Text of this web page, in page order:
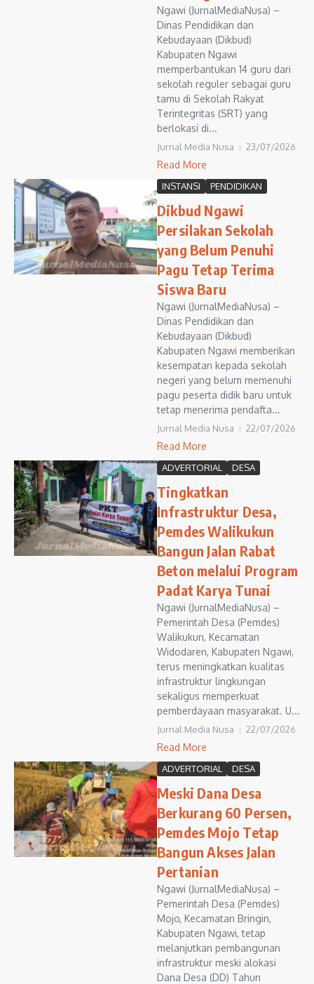
Ngawi (JurnalMediaNusa) –
Dinas Pendidikan dan
Kebudayaan (Dikbud)
Kabupaten Ngawi
memperbantukan 14 guru dari
sekolah reguler sebagai guru
tamu di Sekolah Rakyat
Terintegritas (SRT) yang
berlokasi di...
Jurnal Media Nusa 23/07/2026
Read More
INSTANSI PENDIDIKAN
Dikbud Ngawi
Persilakan Sekolah
yang Belum Penuhi
Pagu Tetap Terima
Siswa Baru
Ngawi (JurnalMediaNusa) –
Dinas Pendidikan dan
Kebudayaan (Dikbud)
Kabupaten Ngawi memberikan
kesempatan kepada sekolah
negeri yang belum memenuhi
pagu peserta didik baru untuk
tetap menerima pendafta...
Jurnal Media Nusa 22/07/2026
Read More
ADVERTORIAL DESA
Tingkatkan
Infrastruktur Desa,
Pemdes Walikukun
Bangun Jalan Rabat
Beton melalui Program
Padat Karya Tunai
Ngawi (JurnalMediaNusa) –
Pemerintah Desa (Pemdes)
Walikukun, Kecamatan
Widodaren, Kabupaten Ngawi,
terus meningkatkan kualitas
infrastruktur lingkungan
sekaligus memperkuat
pemberdayaan masyarakat. U...
Jurnal Media Nusa 22/07/2026
Read More
ADVERTORIAL DESA
Meski Dana Desa
Berkurang 60 Persen,
Pemdes Mojo Tetap
Bangun Akses Jalan
Pertanian
Ngawi (JurnalMediaNusa) –
Pemerintah Desa (Pemdes)
Mojo, Kecamatan Bringin,
Kabupaten Ngawi, tetap
melanjutkan pembangunan
infrastruktur meski alokasi
Dana Desa (DD) Tahun